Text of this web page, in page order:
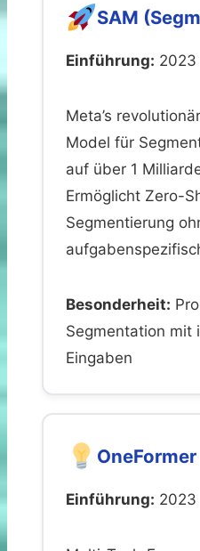
SAM
Einführung: 2023
Meta’s
Model für
auf über 1
Ermöglicht Zero-
Segmentierung
Besonderheit:
Segmentation mit
Eingaben
OneFormer
Einführung: 2023